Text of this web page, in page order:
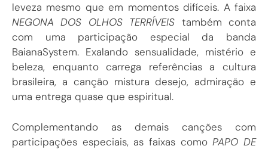
leveza mesmo que em momentos difíceis. A faixa
NEGONA DOS OLHOS TERRÍVEIS também conta
com uma participação especial da banda
BaianaSystem. Exalando sensualidade, mistério e
beleza, enquanto carrega referências a cultura
brasileira, a canção mistura desejo, admiração e
uma entrega quase que espiritual.
Complementando as demais canções com
participações especiais, as faixas comoPAPO DE